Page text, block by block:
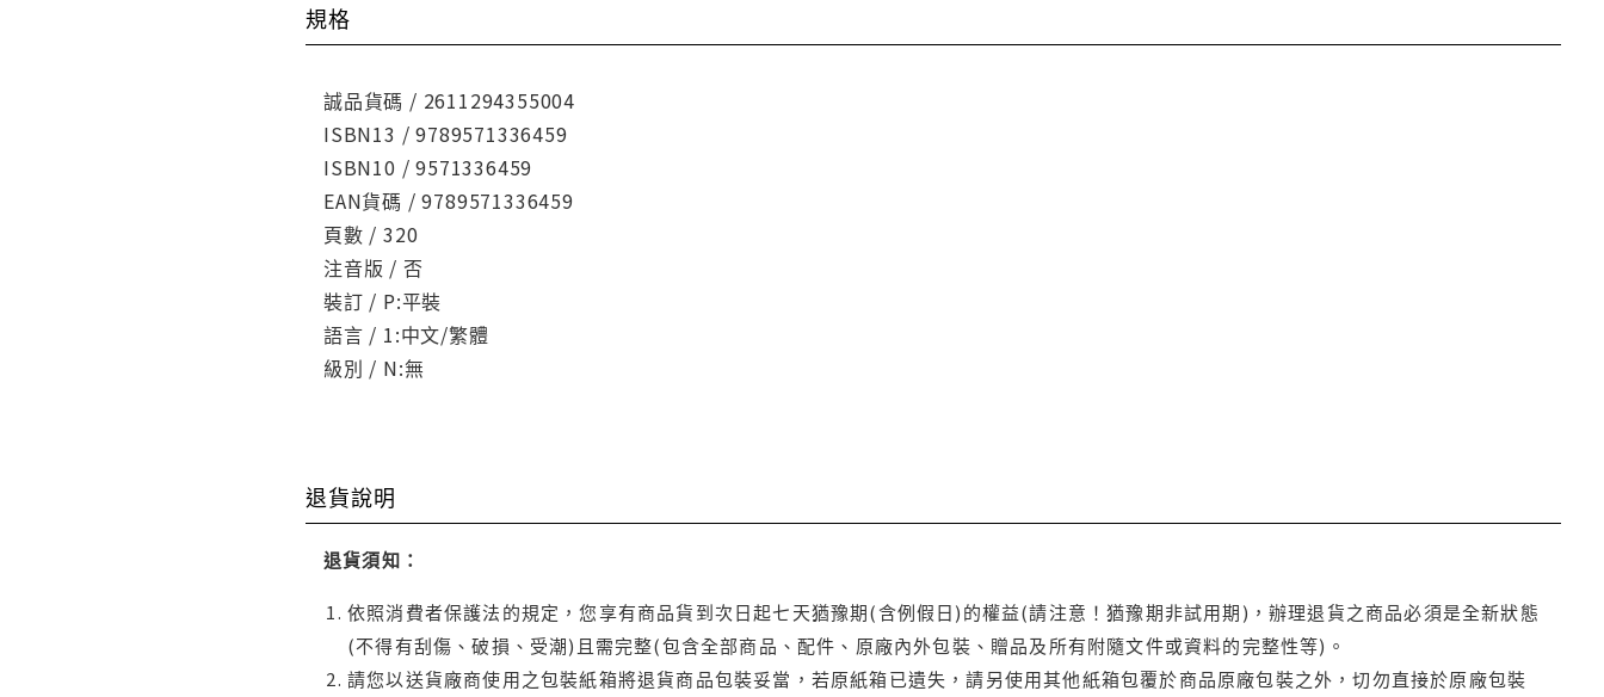
規格
誠品貨碼 / 2611294355004
ISBN13 / 9789571336459
ISBN10 / 9571336459
EAN貨碼 / 9789571336459
頁數 / 320
注音版 / 否
裝訂 / P:平裝
語言 / 1:中文/繁體
級別 / N:無
退貨說明
退貨須知：
依照消費者保護法的規定，您享有商品貨到次日起七天猶豫期(含例假日)的權益(請注意！猶豫期非試用期)，辦理退貨之商品必須是全新狀態
(不得有刮傷、破損、受潮)且需完整(包含全部商品、配件、原廠內外包裝、贈品及所有附隨文件或資料的完整性等)。
請您以送貨廠商使用之包裝紙箱將退貨商品包裝妥當，若原紙箱已遺失，請另使用其他紙箱包覆於商品原廠包裝之外，切勿直接於原廠包裝